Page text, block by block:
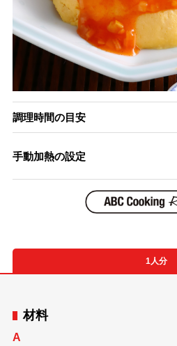
調理時間の目安
手動加熱の設定
1人分
材料
A